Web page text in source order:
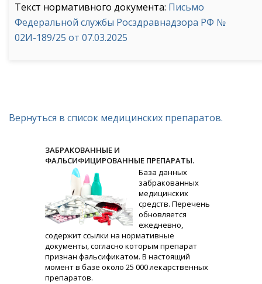
Текст нормативного документа: Письмо
Федеральной службы Росздравнадзора РФ №
02И-189/25 от 07.03.2025
Вернуться в список медицинских препаратов.
ЗАБРАКОВАННЫЕ И
ФАЛЬСИФИЦИРОВАННЫЕ ПРЕПАРАТЫ.
База данных
забракованных
медицинских
средств. Перечень
обновляется
ежедневно,
содержит ссылки на нормативные
документы, согласно которым препарат
признан фальсификатом. В настоящий
момент в базе около 25 000 лекарственных
препаратов.